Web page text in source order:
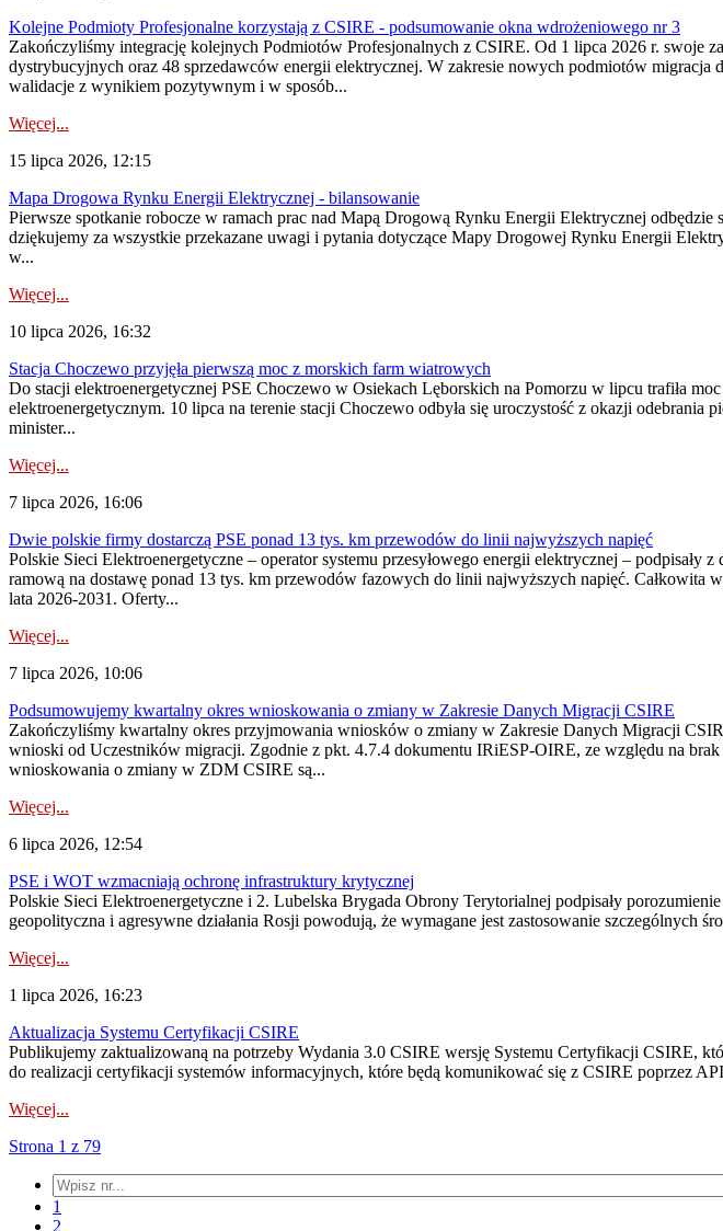
Kolejne Podmioty Profesjonalne korzystają z CSIRE - podsumowanie okna wdrożeniowego nr 3
Zakończyliśmy integrację kolejnych Podmiotów Profesjonalnych z CSIRE. Od 1 lipca 2026 r. swoje
dystrybucyjnych oraz 48 sprzedawców energii elektrycznej. W zakresie nowych podmiotów
walidacje z wynikiem pozytywnym i w sposób...
Więcej...
15 lipca 2026, 12:15
Mapa Drogowa Rynku Energii Elektrycznej - bilansowanie
Pierwsze spotkanie robocze w ramach prac nad Mapą Drogową Rynku Energii Elektrycznej
dziękujemy za wszystkie przekazane uwagi i pytania dotyczące Mapy Drogowej Rynku Energii
w...
Więcej...
10 lipca 2026, 16:32
Stacja Choczewo przyjęła pierwszą moc z morskich farm wiatrowych
Do stacji elektroenergetycznej PSE Choczewo w Osiekach Lęborskich na Pomorzu w lipcu trafiła
elektroenergetycznym. 10 lipca na terenie stacji Choczewo odbyła się uroczystość z okazji
minister...
Więcej...
7 lipca 2026, 16:06
Dwie polskie firmy dostarczą PSE ponad 13 tys. km przewodów do linii najwyższych napięć
Polskie Sieci Elektroenergetyczne – operator systemu przesyłowego energii elektrycznej –
ramową na dostawę ponad 13 tys. km przewodów fazowych do linii najwyższych napięć. Całkowita
lata 2026-2031. Oferty...
Więcej...
7 lipca 2026, 10:06
Podsumowujemy kwartalny okres wnioskowania o zmiany w Zakresie Danych Migracji CSIRE
Zakończyliśmy kwartalny okres przyjmowania wniosków o zmiany w Zakresie Danych Migracji
wnioski od Uczestników migracji. Zgodnie z pkt. 4.7.4 dokumentu IRiESP-OIRE, ze względu na
wnioskowania o zmiany w ZDM CSIRE są...
Więcej...
6 lipca 2026, 12:54
PSE i WOT wzmacniają ochronę infrastruktury krytycznej
Polskie Sieci Elektroenergetyczne i 2. Lubelska Brygada Obrony Terytorialnej podpisały
geopolityczna i agresywne działania Rosji powodują, że wymagane jest zastosowanie
Więcej...
1 lipca 2026, 16:23
Aktualizacja Systemu Certyfikacji CSIRE
Publikujemy zaktualizowaną na potrzeby Wydania 3.0 CSIRE wersję Systemu Certyfikacji CSIRE,
do realizacji certyfikacji systemów informacyjnych, które będą komunikować się z CSIRE poprzez
Więcej...
Strona 1 z 79
1
2